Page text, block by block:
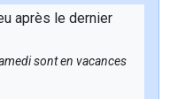
après le dernier
sont en vacances